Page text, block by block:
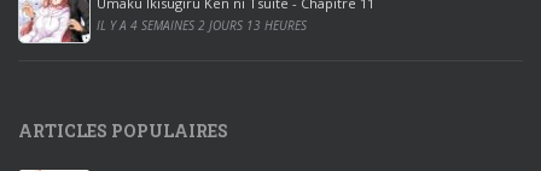
0
1
r
IL Y A 4 SEMAINES 2 JOURS 13 HEURES
ARTICLES POPULAIRES